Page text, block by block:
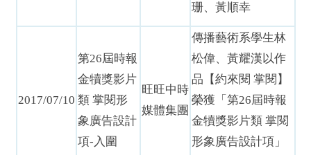
珊、黃順幸
2017/07/10
第26屆時報
金犢獎影片
類 掌閱形
象廣告設計
項-入圍
旺旺中時
媒體集團
傳播藝術系學生林
松偉、黃耀漢以作
品【約來閱 掌閱】
榮獲「第26屆時報
金犢獎影片類 掌閱
形象廣告設計項」